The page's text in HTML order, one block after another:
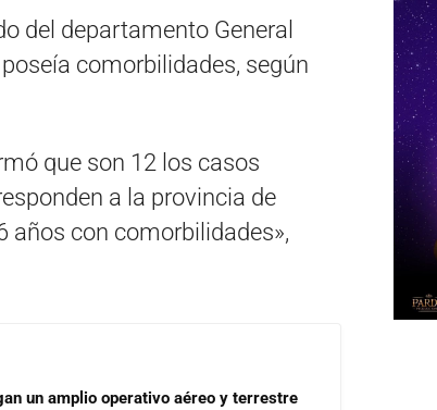
del departamento General
comorbilidades, según
que son 12 los casos
a la provincia de
años con comorbilidades»,
un amplio operativo aéreo y terrestre